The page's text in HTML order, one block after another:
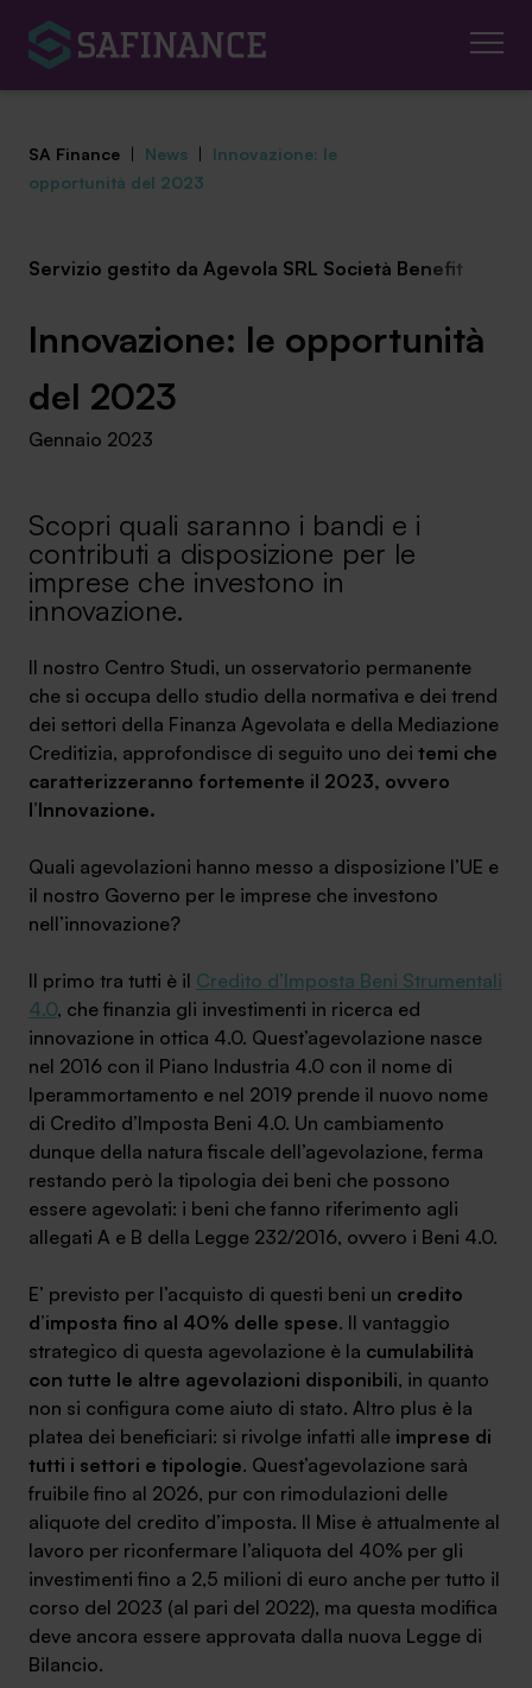
Mediazione Creditizia
Finanza Agevolata
Centro studi
News ed eventi
Ambassador
Contatti
Lavora con noi
info@safinance.it
SA Finance Mediazione Creditizia Srl, società di mediazione creditizia iscritta
all'Oam n.M336
SA Finance | News | Innovazione: le
opportunità del 2023
Servizio gestito da Agevola SRL Società Benefit
Innovazione: le opportunità
del 2023
Gennaio 2023
Scopri quali saranno i bandi e i
contributi a disposizione per le
imprese che investono in
innovazione.
Il nostro Centro Studi, un osservatorio permanente
che si occupa dello studio della normativa e dei trend
dei settori della Finanza Agevolata e della Mediazione
Creditizia, approfondisce di seguito uno dei temi che
caratterizzeranno fortemente il 2023, ovvero
l’Innovazione.
Quali agevolazioni hanno messo a disposizione l’UE e
il nostro Governo per le imprese che investono
nell’innovazione?
Il primo tra tutti è il Credito d’Imposta Beni Strumentali
4.0, che finanzia gli investimenti in ricerca ed
innovazione in ottica 4.0. Quest’agevolazione nasce
nel 2016 con il Piano Industria 4.0 con il nome di
Iperammortamento e nel 2019 prende il nuovo nome
di Credito d’Imposta Beni 4.0. Un cambiamento
dunque della natura fiscale dell’agevolazione, ferma
restando però la tipologia dei beni che possono
essere agevolati: i beni che fanno riferimento agli
allegati A e B della Legge 232/2016, ovvero i Beni 4.0.
E’ previsto per l’acquisto di questi beni un credito
d’imposta fino al 40% delle spese. Il vantaggio
strategico di questa agevolazione è la cumulabilità
con tutte le altre agevolazioni disponibili, in quanto
non si configura come aiuto di stato. Altro plus è la
platea dei beneficiari: si rivolge infatti alle imprese di
tutti i settori e tipologie. Quest’agevolazione sarà
fruibile fino al 2026, pur con rimodulazioni delle
aliquote del credito d’imposta. Il Mise è attualmente al
lavoro per riconfermare l’aliquota del 40% per gli
investimenti fino a 2,5 milioni di euro anche per tutto il
corso del 2023 (al pari del 2022), ma questa modifica
deve ancora essere approvata dalla nuova Legge di
Bilancio.